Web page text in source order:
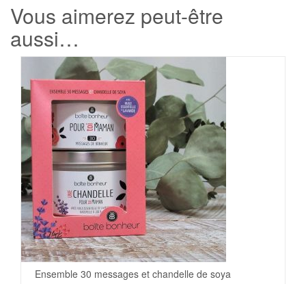
Vous aimerez peut-être
aussi…
Ensemble 30 messages et chandelle de soya